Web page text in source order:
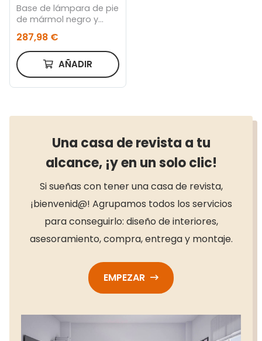
Base de lámpara de pie
de mármol negro y
metal dorado
287,98 €
AÑADIR
Una casa de revista a tu
alcance, ¡y en un solo clic!
Si sueñas con tener una casa de revista,
¡bienvenid@! Agrupamos todos los servicios
para conseguirlo: diseño de interiores,
asesoramiento, compra, entrega y montaje.
EMPEZAR